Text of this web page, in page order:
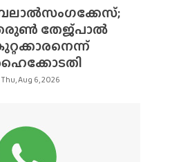
തേജ്‌പാൽ
Thu, Aug 6, 2026